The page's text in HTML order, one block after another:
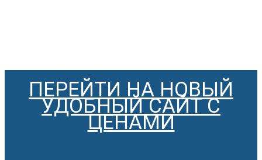
ПЕРЕЙТИ НА НОВЫЙ
УДОБНЫЙ САЙТ С
ЦЕНАМИ